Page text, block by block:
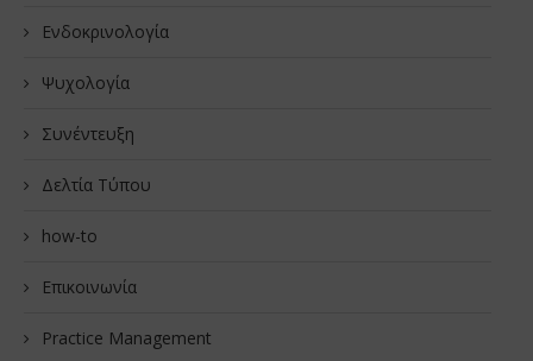
Ενδοκρινολογία
Ψυχολογία
Συνέντευξη
Δελτία Τύπου
how-to
Επικοινωνία
Practice Management